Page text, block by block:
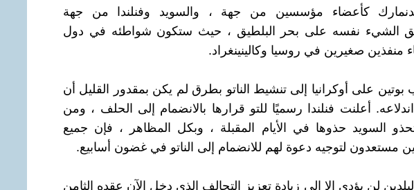
كأعضاء مؤسسين من جهة ، والسويد وفنلندا من جهة
الشيء نفسه على بحر البلطيق ، حيث ستكون شواطئه في دول
منفذين صغيرين في روسيا وكالينينغراد.
على أوكرانيا إلى تنشيط الناتو بطرق لم يكن بمقدور القليل أن
اندلاعه. أعلنت فنلندا رسميًا للتو قرارها بالانضمام إلى الحلف ، ومن
السويد حذوها في الأيام المقبلة ، وبكل المظاهر ، فإن جميع
مستعدون لتوجيه دعوة لهم للانضمام إلى الناتو في غضون أسابيع.
لن يؤدي إلا إلى زيادة تعزيز التحالف الذي دخل الآن عقده الثامن